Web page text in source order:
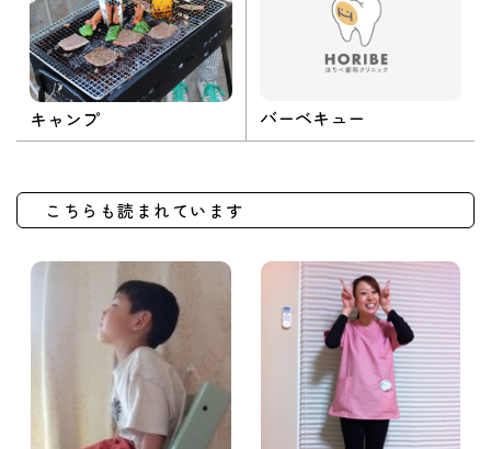
キャンプ バーベキュー
こちらも読まれています